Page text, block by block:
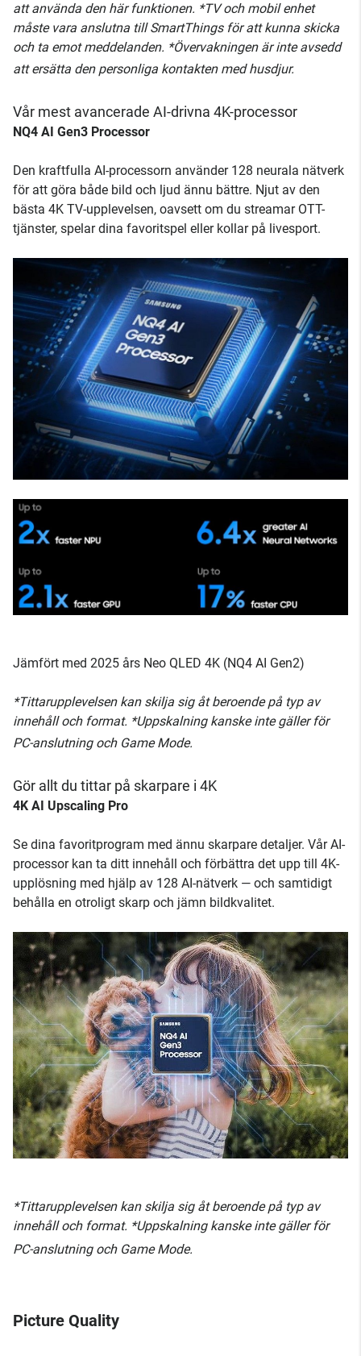
att använda den här funktionen. *TV och mobil enhet
måste vara anslutna till SmartThings för att kunna skicka
och ta emot meddelanden. *Övervakningen är inte avsedd
att ersätta den personliga kontakten med husdjur.
Vår mest avancerade AI-drivna 4K-processor
NQ4 AI Gen3 Processor
Den kraftfulla AI-processorn använder 128 neurala nätverk
för att göra både bild och ljud ännu bättre. Njut av den
bästa 4K TV-upplevelsen, oavsett om du streamar OTT-
tjänster, spelar dina favoritspel eller kollar på livesport.
Jämfört med 2025 års Neo QLED 4K (NQ4 AI Gen2)
*Tittarupplevelsen kan skilja sig åt beroende på typ av
innehåll och format. *Uppskalning kanske inte gäller för
PC-anslutning och Game Mode.
Gör allt du tittar på skarpare i 4K
4K AI Upscaling Pro
Se dina favoritprogram med ännu skarpare detaljer. Vår AI-
processor kan ta ditt innehåll och förbättra det upp till 4K-
upplösning med hjälp av 128 AI-nätverk — och samtidigt
behålla en otroligt skarp och jämn bildkvalitet.
*Tittarupplevelsen kan skilja sig åt beroende på typ av
innehåll och format. *Uppskalning kanske inte gäller för
PC-anslutning och Game Mode.
Picture Quality